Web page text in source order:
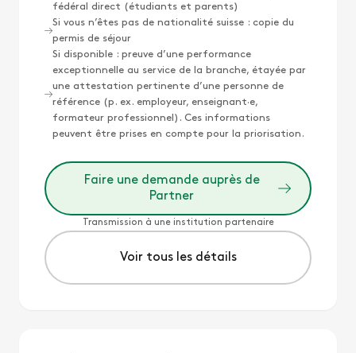
fédéral direct (étudiants et parents)
Si vous n’êtes pas de nationalité suisse : copie du
permis de séjour
Si disponible : preuve d’une performance
exceptionnelle au service de la branche, étayée par
une attestation pertinente d’une personne de
référence (p. ex. employeur, enseignant·e,
formateur professionnel). Ces informations
peuvent être prises en compte pour la priorisation.
Faire une demande auprès de
Partner
Transmission à une institution partenaire
Voir tous les détails